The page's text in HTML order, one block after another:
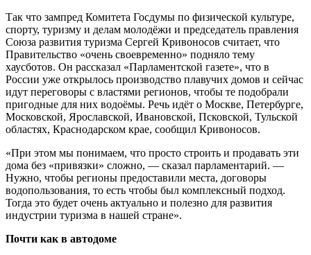
Так что зампред Комитета Госдумы по физической культуре,
спорту, туризму и делам молодёжи и председатель правления
Союза развития туризма Сергей Кривоносов считает, что
Правительство «очень своевременно» подняло тему
хаусботов. Он рассказал «Парламентской газете», что в
России уже открылось производство плавучих домов и сейчас
идут переговоры с властями регионов, чтобы те подобрали
пригодные для них водоёмы. Речь идёт о Москве, Петербурге,
Московской, Ярославской, Ивановской, Псковской, Тульской
областях, Краснодарском крае, сообщил Кривоносов.
«При этом мы понимаем, что просто строить и продавать эти
дома без «привязки» сложно, — сказал парламентарий. —
Нужно, чтобы регионы предоставили места, договоры
водопользования, то есть чтобы был комплексный подход.
Тогда это будет очень актуально и полезно для развития
индустрии туризма в нашей стране».
Почти как в автодоме